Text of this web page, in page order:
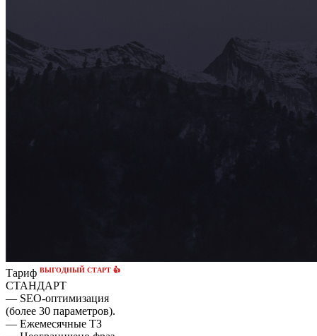
Тариф ВЫГОДНЫЙ СТАРТ 👍
СТАНДАРТ
— SEO-оптимизация
(более 30 параметров).
— Ежемесячные ТЗ